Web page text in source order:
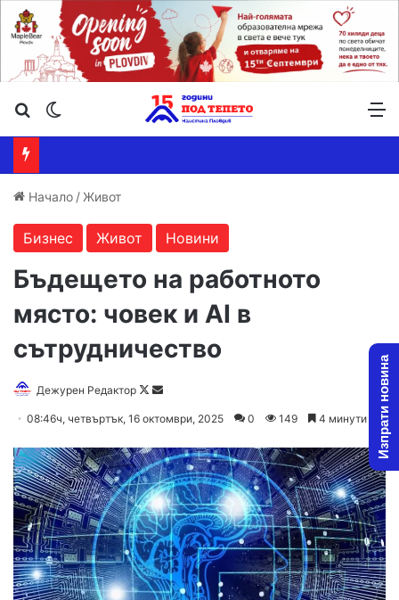
Търсене ...
Начало / Живот
Бизнес Живот Новини
Бъдещето на работното
място: човек и AI в
сътрудничество
Дежурен Редактор
Follow
Send
08:46ч, четвъртък, 16 октомври, 2025 0 149 4 минути Изпрати новина